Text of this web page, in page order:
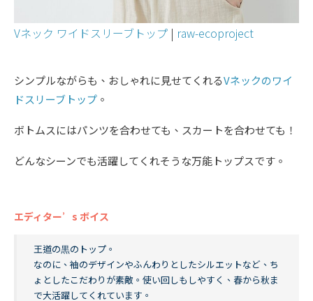
Vネック ワイドスリーブトップ | raw-ecoproject
シンプルながらも、おしゃれに見せてくれるVネックのワイ
ドスリーブトップ 。
ボトムスにはパンツを合わせても、スカートを合わせても！
どんなシーンでも活躍してくれそうな万能トップスです。
エディター’s ボイス
王道の黒のトップ。
なのに、袖のデザインやふんわりとしたシルエットなど、ち
ょとしたこだわりが素敵。使い回しもしやすく、春から秋ま
で大活躍してくれています。